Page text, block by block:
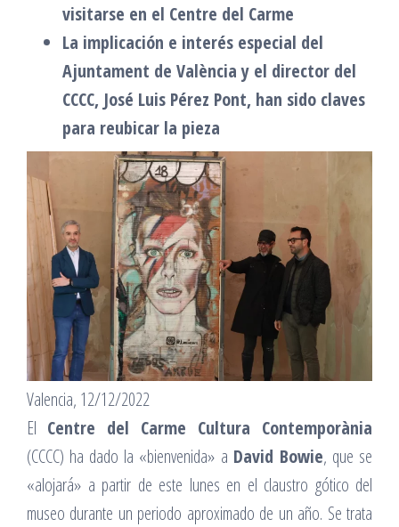
visitarse en el Centre del Carme
La implicación e interés especial del
Ajuntament de València y el director del
CCCC, José Luis Pérez Pont, han sido claves
para reubicar la pieza
Valencia, 12/12/2022
El Centre del Carme Cultura Contemporània
(CCCC) ha dado la «bienvenida» a David Bowie, que se
«alojará» a partir de este lunes en el claustro gótico del
museo durante un periodo aproximado de un año. Se trata